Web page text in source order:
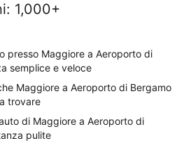
: 1,000+
presso Maggiore a Aeroporto di
semplice e veloce
Maggiore a Aeroporto di Bergamo
trovare
di Maggiore a Aeroporto di
pulite